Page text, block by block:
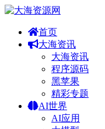
首页
大海资讯
大海资讯
程序源码
黑苹果
精彩专题
AI世界
AI应用